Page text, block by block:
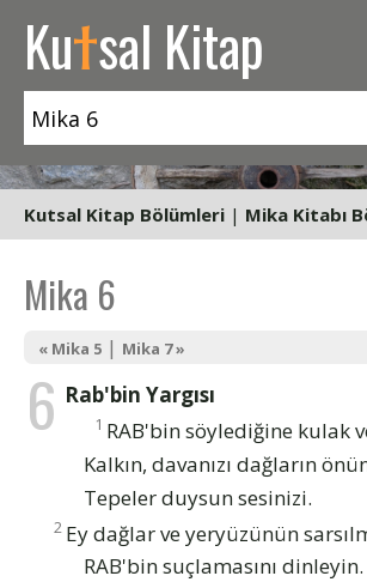
Kutsal Kitap
Kutsal Kitap Bölümleri | Mika Kitabı
Mika 6
« Mika 5 | Mika 7 »
6 Rab'bin Yargısı
1 RAB'bin söylediğine kulak
Kalkın, davanızı dağların
Tepeler duysun sesinizi.
2 Ey dağlar ve yeryüzünün
RAB'bin suçlamasını dinleyin.